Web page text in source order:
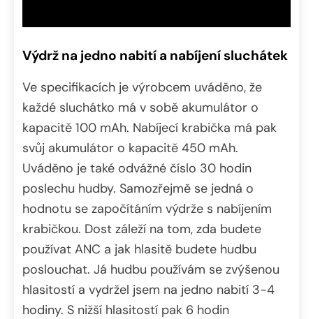
Výdrž na jedno nabití a nabíjení sluchátek
Ve specifikacích je výrobcem uváděno, že
každé sluchátko má v sobě akumulátor o
kapacitě 100 mAh. Nabíjecí krabička má pak
svůj akumulátor o kapacitě 450 mAh.
Uváděno je také odvážné číslo 30 hodin
poslechu hudby. Samozřejmě se jedná o
hodnotu se započítáním výdrže s nabíjením
krabičkou. Dost záleží na tom, zda budete
používat ANC a jak hlasitě budete hudbu
poslouchat. Já hudbu používám se zvýšenou
hlasitostí a vydržel jsem na jedno nabití 3-4
hodiny. S nižší hlasitostí pak 6 hodin